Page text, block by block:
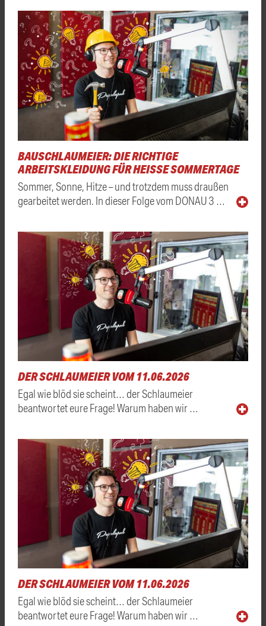
BAUSCHLAUMEIER: DIE RICHTIGE
ARBEITSKLEIDUNG FÜR HEISSE SOMMERTAGE
Sommer, Sonne, Hitze – und trotzdem muss draußen
gearbeitet werden. In dieser Folge vom DONAU 3 …
DER SCHLAUMEIER VOM 11.06.2026
Egal wie blöd sie scheint… der Schlaumeier
beantwortet eure Frage! Warum haben wir …
DER SCHLAUMEIER VOM 11.06.2026
Egal wie blöd sie scheint… der Schlaumeier
beantwortet eure Frage! Warum haben wir …